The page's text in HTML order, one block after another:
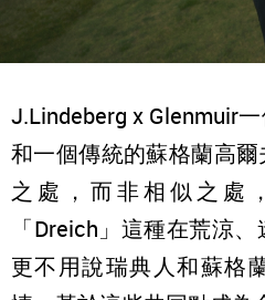
J.Lindeberg x Glenmuir
和一個傳統的蘇格蘭高
之處，而非相似之處
「Dreich」這種在荒涼
更不用說瑞典人和蘇格